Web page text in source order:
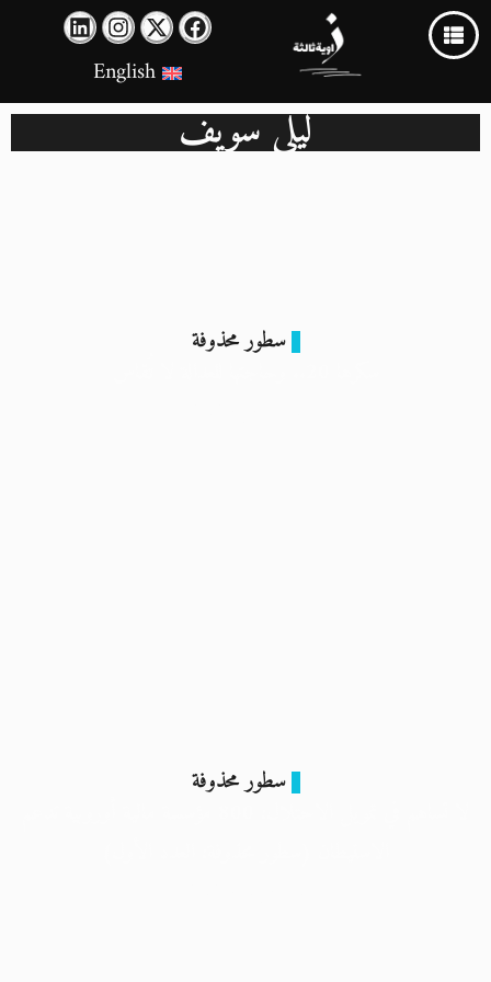
English
ليلى سويف
سطور محذوفة
سطور محذوفة